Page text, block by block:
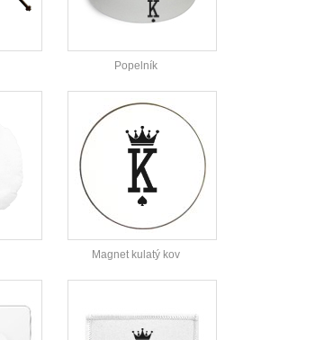
Popelník
Magnet kulatý kov